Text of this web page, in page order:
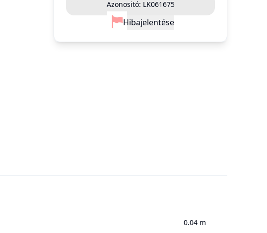
Azonositó: LK061675
Hibajelentése
0.04 m